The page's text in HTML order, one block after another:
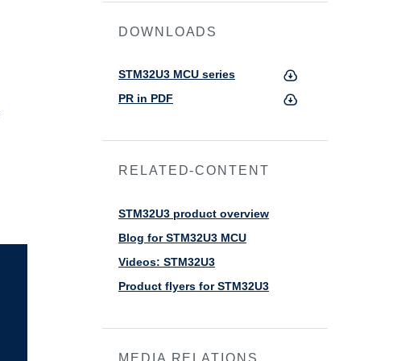
DOWNLOADS
STM32U3 MCU series
PR in PDF
RELATED-CONTENT
STM32U3 product overview
Blog for STM32U3 MCU
Videos: STM32U3
Product flyers for STM32U3
MEDIA RELATIONS